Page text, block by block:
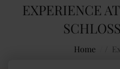
EXPERIENCE
Home